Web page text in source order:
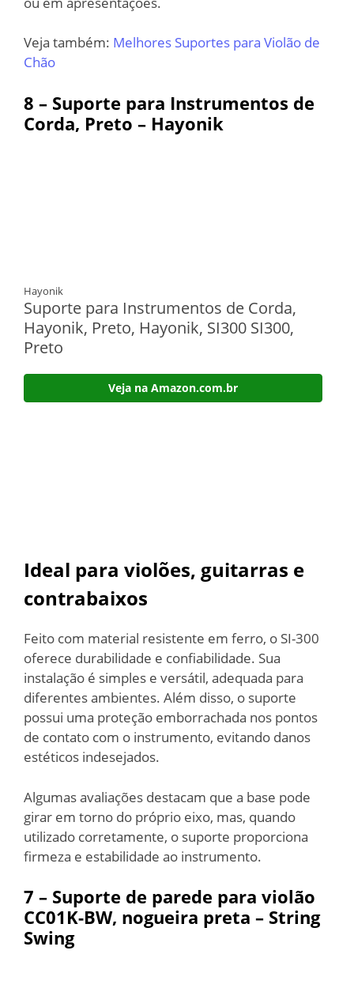
Veja também: Melhores Suportes para Violão de
Chão
8 – Suporte para Instrumentos de
Corda, Preto – Hayonik
Hayonik
Suporte para Instrumentos de Corda,
Hayonik, Preto, Hayonik, SI300 SI300,
Preto
Veja na Amazon.com.br
Ideal para violões, guitarras e
contrabaixos
Feito com material resistente em ferro, o SI-300
oferece durabilidade e confiabilidade. Sua
instalação é simples e versátil, adequada para
diferentes ambientes. Além disso, o suporte
possui uma proteção emborrachada nos pontos
de contato com o instrumento, evitando danos
estéticos indesejados.
Algumas avaliações destacam que a base pode
girar em torno do próprio eixo, mas, quando
utilizado corretamente, o suporte proporciona
firmeza e estabilidade ao instrumento.
7 – Suporte de parede para violão
CC01K-BW, nogueira preta – String
Swing